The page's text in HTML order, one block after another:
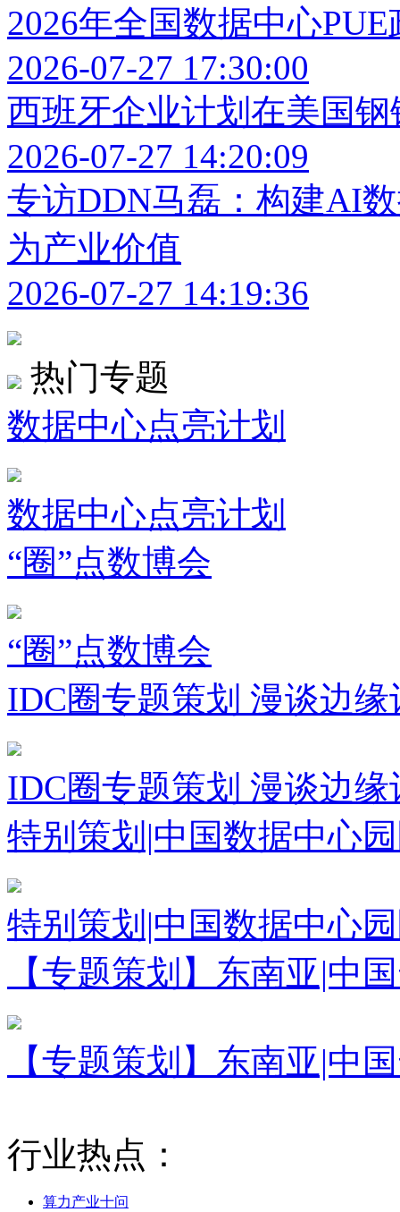
2026年全国数据中心
2026-07-27 17:30:00
西班牙企业计划在美国
2026-07-27 14:20:09
专访DDN马磊：构建AI
为产业价值
2026-07-27 14:19:36
热门专题
数据中心点亮计划
数据中心点亮计划
“圈”点数博会
“圈”点数博会
IDC圈专题策划 漫谈边缘
IDC圈专题策划 漫谈边缘
特别策划|中国数据中心
特别策划|中国数据中心
【专题策划】东南亚|中
【专题策划】东南亚|中
行业热点：
算力产业十问